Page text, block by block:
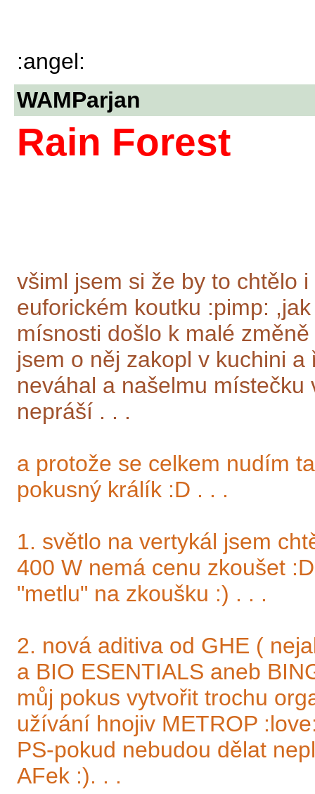
:angel:
WAMParjan
Rain Forest
všiml jsem si že by to chtělo
euforickém koutku :pimp:
mísnosti došlo k malé
jsem o něj zakopl v kuchini
neváhal a našelmu
nepráší . . .
a protože se celkem nudím
pokusný králík :D . . .
1. světlo na vertykál jsem
400 W nemá cenu zkoušet
"metlu" na zkoušku :) . . .
2. nová aditiva od GHE (
a BIO ESENTIALS aneb
můj pokus vytvořit trochu
užívání hnojiv METROP
PS-pokud nebudou dělat
AFek :). . .